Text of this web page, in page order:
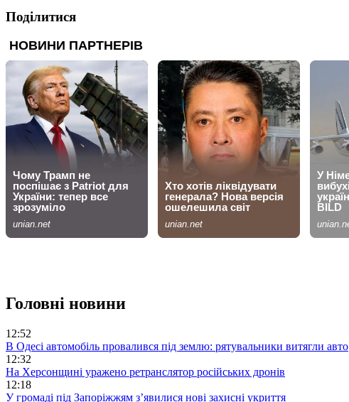
Поділитися
Головні новини
12:52
В Одесі автомобіль провалився під землю: рятувальники витягли авто
12:32
На Херсонщині уражено ретранслятор російських дронів
12:18
У громаді під Запоріжжям з’явилися нові захисні укриття